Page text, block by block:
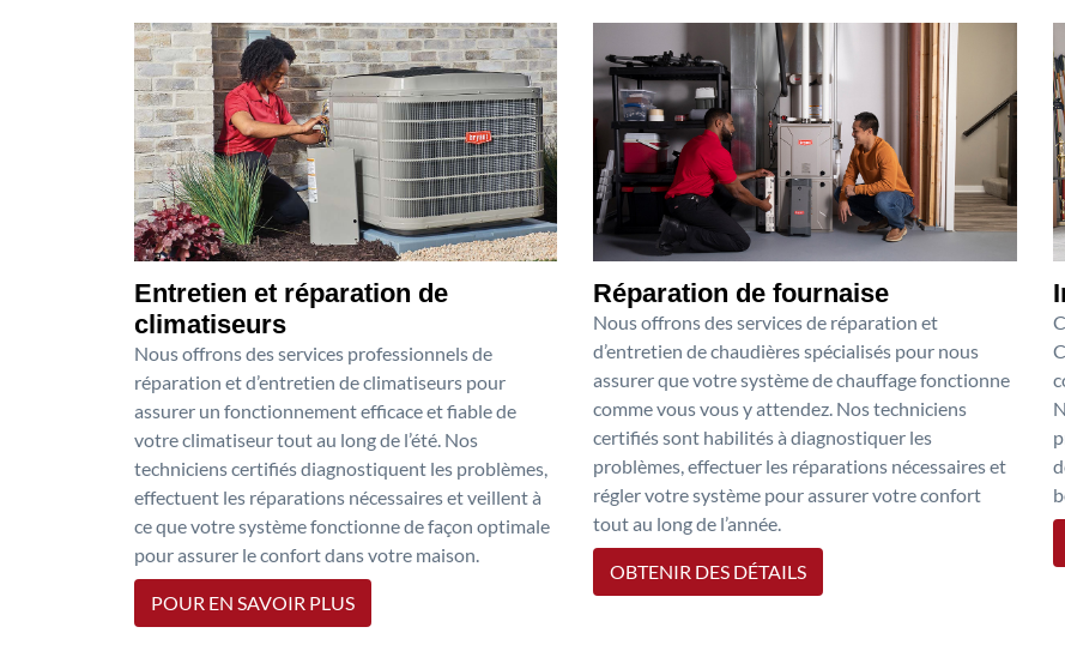
Entretien et réparation de
climatiseurs
Nous offrons des services professionnels de
réparation et d’entretien de climatiseurs pour
assurer un fonctionnement efficace et fiable de
votre climatiseur tout au long de l’été. Nos
techniciens certifiés diagnostiquent les problèmes,
effectuent les réparations nécessaires et veillent à
ce que votre système fonctionne de façon optimale
pour assurer le confort dans votre maison.
POUR EN SAVOIR PLUS
Réparation de fournaise
Nous offrons des services de réparation et
d’entretien de chaudières spécialisés pour nous
assurer que votre système de chauffage fonctionne
comme vous vous y attendez. Nos techniciens
certifiés sont habilités à diagnostiquer les
problèmes, effectuer les réparations nécessaires et
régler votre système pour assurer votre confort
tout au long de l’année.
OBTENIR DES DÉTAILS